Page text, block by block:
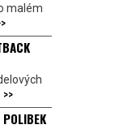
malém
>>